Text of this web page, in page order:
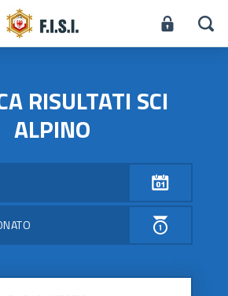
RISULTATI SCI
ALPINO